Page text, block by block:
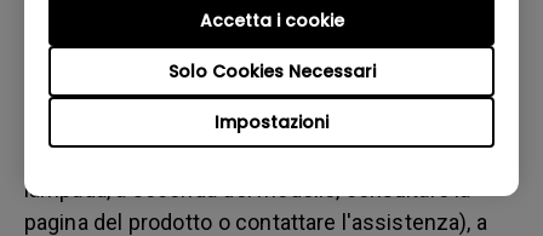
Impostazioni
Solo Cookies Necessari
Accetta i cookie
La garanzia della lampada (qui indicata come
sorgente luminosa) si basa sul tipo di sorgente
luminosa ed è limitata a:
- Sorgente luminosa a lampada (UHP): 1 anno o
lampada, a seconda del modello, consultare la
pagina del prodotto o contattare l'assistenza), a